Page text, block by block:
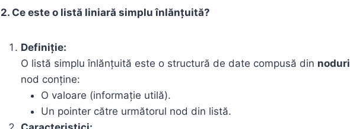
2. Ce este o listă liniară simplu înlănțuită?
Definiție:
O listă simplu înlănțuită este o structură de date compusă din noduri
nod conține:
O valoare (informație utilă).
Un pointer către următorul nod din listă.